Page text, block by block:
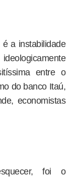
a instabilidade
entre o
do banco Itaú,
economistas
foi o